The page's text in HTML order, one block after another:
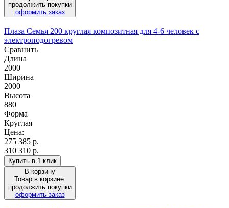
продолжить покупки
оформить заказ
Плаза Семья 200 круглая композитная для 4-6 человек с
электроподогревом
Сравнить
Длина
2000
Ширина
2000
Высота
880
Форма
Круглая
Цена:
275 385 р.
310 310 р.
Купить в 1 клик
В корзину
Товар в корзине.
продолжить покупки
оформить заказ